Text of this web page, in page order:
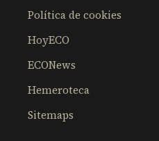
Política de cookies
HoyECO
ECONews
Hemeroteca
Sitemaps